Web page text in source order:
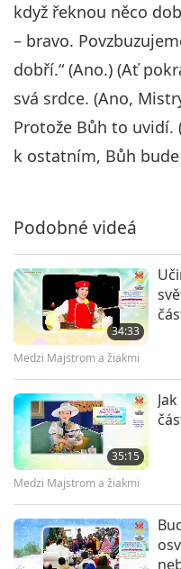
30:53
Medzi Majstrom a žiakmi
6
když řeknou něco
– bravo.
dobří.“ (Ano.) (Ať
svá srdce. (Ano,
Protože Bůh to uvidí.
k ostatním, Bůh
Podobné videá
34:33
Medzi Majstrom a žiakmi
35:15
Medzi Majstrom a žiakmi